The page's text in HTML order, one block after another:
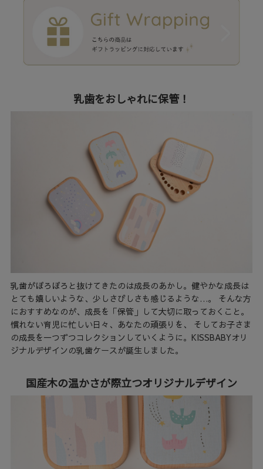
乳歯をおしゃれに保管！
乳歯がぽろぽろと抜けてきたのは成長のあかし。健やかな成長は
とても嬉しいような、少しさびしさも感じるような…。 そんな方
におすすめなのが、成長を「保管」して大切に取っておくこと。
慣れない育児に忙しい日々、あなたの頑張りを、 そしてお子さま
の成長を一つずつコレクションしていくように。KISSBABYオリ
ジナルデザインの乳歯ケースが誕生しました。
国産木の温かさが際立つオリジナルデザイン